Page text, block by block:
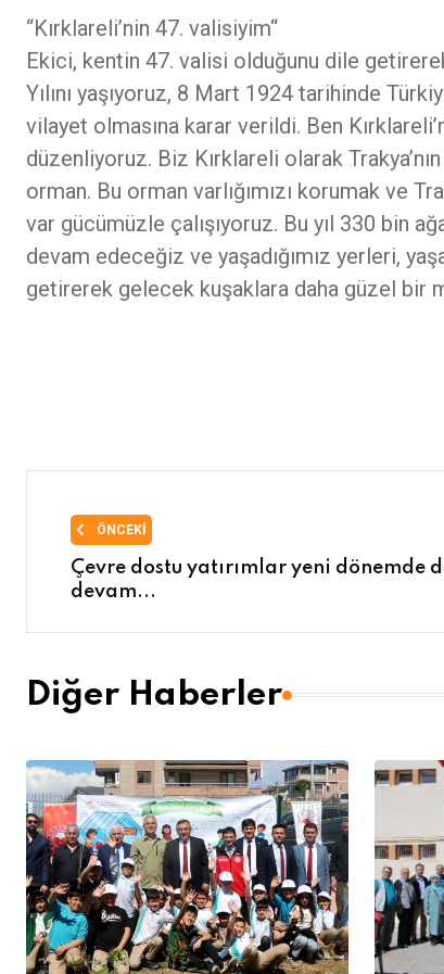
“Kırklareli’nin 47. valisiyim“
Ekici, kentin 47. valisi olduğunu dile
Yılını yaşıyoruz, 8 Mart 1924 tarihinde
vilayet olmasına karar verildi. Ben
düzenliyoruz. Biz Kırklareli olarak
orman. Bu orman varlığımızı korumak ve
var gücümüzle çalışıyoruz. Bu yıl 330 bin
devam edeceğiz ve yaşadığımız yerleri,
getirerek gelecek kuşaklara daha güzel bir
ÖNCEKI
Çevre dostu yatırımlar yeni dönemde
devam...
Diğer Haberler